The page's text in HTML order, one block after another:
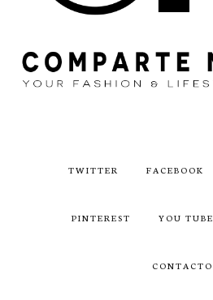
TWITTER FACEBOOK
PINTEREST YOU TUBE
CONTACTO